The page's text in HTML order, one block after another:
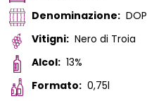
Denominazione: DOP
Vitigni: Nero di Troia
Alcol: 13%
Formato: 0,75l